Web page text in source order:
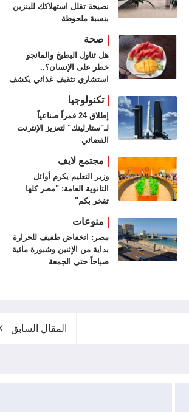
نصيحة تقلل استهلاكك للبنزين
بنسبة ملحوظة
صحة
هل تناول البطيخ والمانجو
خطر على الإنسان؟..
استشاري تثقيف غذائي يكشف
تكنولوجيا
إطلاق 24 قمراً صناعياً
لـ"ستارلينك" لتعزيز الإنترنت
الفضائي
مجتمع لايف
وزير التعليم يكرم أوائل
الثانوية العامة: "مصر كلها
تفخر بكم"
منوعات
مصر: انخفاض طفيف للحرارة
بداية من الإثنين وشبورة مائية
صباحاً حتى الجمعة
المقال السابق